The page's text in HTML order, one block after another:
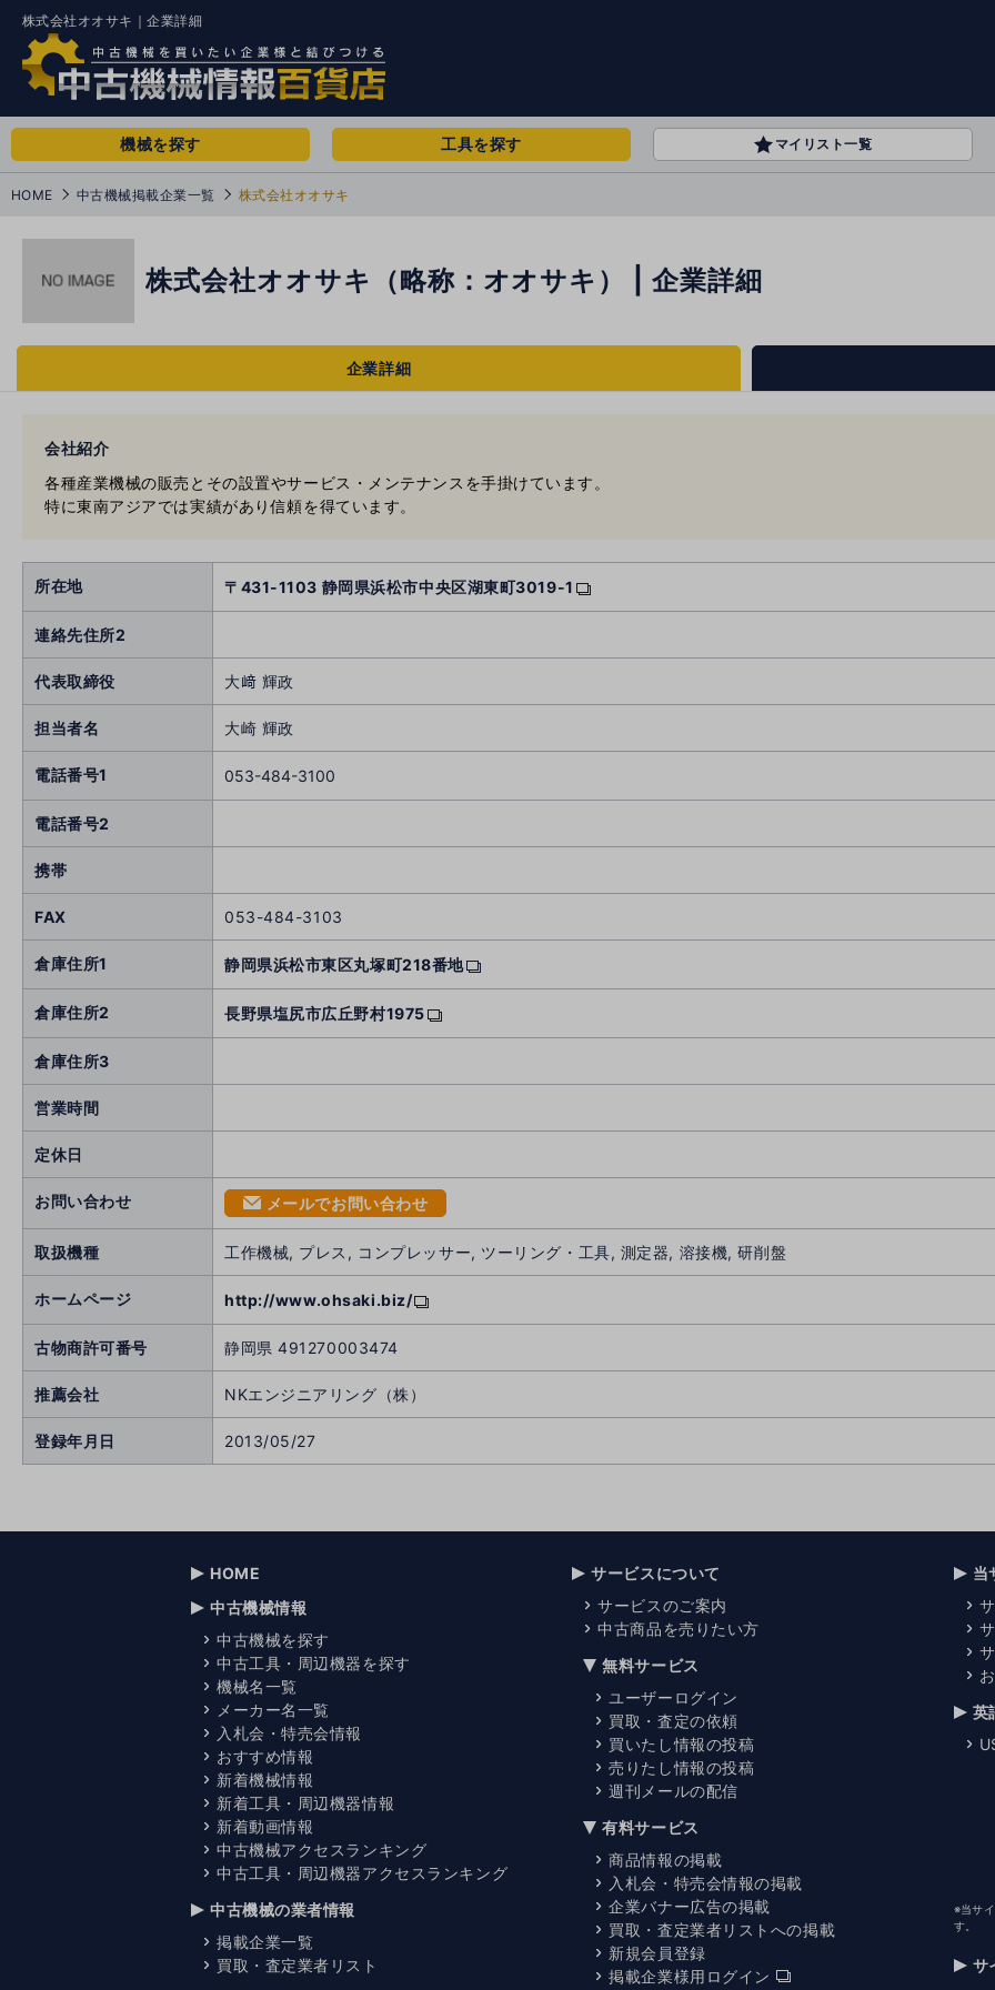
株式会社オオサキ｜企業詳細
機械を探す 工具を探す マイリスト一覧
HOME 中古機械掲載企業一覧 株式会社オオサキ
株式会社オオサキ（略称：オオサキ） | 企業詳細
企業詳細
会社紹介
各種産業機械の販売とその設置やサービス・メンテナンスを手掛けています。
特に東南アジアでは実績があり信頼を得ています。
所在地 〒431-1103 静岡県浜松市中央区湖東町3019-1
連絡先住所2
代表取締役 大﨑 輝政
担当者名 大崎 輝政
電話番号1 053-484-3100
電話番号2
携帯
FAX 053-484-3103
倉庫住所1 静岡県浜松市東区丸塚町218番地
倉庫住所2 長野県塩尻市広丘野村1975
倉庫住所3
営業時間
定休日
お問い合わせ mail メールでお問い合わせ
取扱機種 工作機械, プレス, コンプレッサー, ツーリング・工具, 測定器, 溶接機, 研削盤
ホームページ http://www.ohsaki.biz/
古物商許可番号 静岡県 491270003474
推薦会社 NKエンジニアリング（株）
登録年月日 2013/05/27
HOME
中古機械情報
中古機械を探す
中古工具・周辺機器を探す
機械名一覧
メーカー名一覧
入札会・特売会情報
おすすめ情報
新着機械情報
新着工具・周辺機器情報
新着動画情報
中古機械アクセスランキング
中古工具・周辺機器アクセスランキング
中古機械の業者情報
掲載企業一覧
買取・査定業者リスト
サービスについて
サービスのご案内
中古商品を売りたい方
無料サービス
ユーザーログイン
買取・査定の依頼
買いたし情報の投稿
売りたし情報の投稿
週刊メールの配信
有料サービス
商品情報の掲載
入札会・特売会情報の掲載
企業バナー広告の掲載
買取・査定業者リストへの掲載
新規会員登録
掲載企業様用ログイン
当
英
※当サ
す。
サ